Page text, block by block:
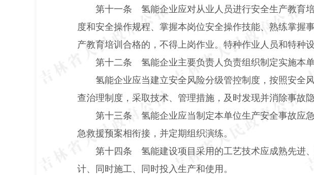
第十一条 氢能企业应对从业人员进行安全生产教育
度和安全操作规程、掌握本岗位安全操作技能、熟练掌握
产教育培训合格的，不得上岗作业。特种作业人员和特种
第十二条 氢能企业主要负责人负责组织制定实施本
氢能企业应当建立安全风险分级管控制度，按照安全
查治理制度，采取技术、管理措施，及时发现并消除事故隐
第十三条 氢能企业应当制定本单位生产安全事故应
急救援预案相衔接，并定期组织演练。
第十四条 氢能建设项目采用的工艺技术应成熟先进
计、同时施工、同时投入生产和使用。